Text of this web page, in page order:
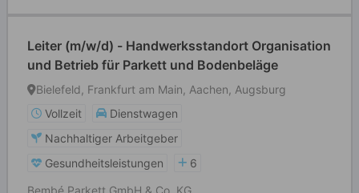
Leiter (m/w/d) - Handwerksstandort Organisation
und Betrieb für Parkett und Bodenbeläge
Bielefeld, Frankfurt am Main, Aachen, Augsburg
Vollzeit
Dienstwagen
Nachhaltiger Arbeitgeber
Gesundheitsleistungen
6
Bembé Parkett GmbH & Co. KG